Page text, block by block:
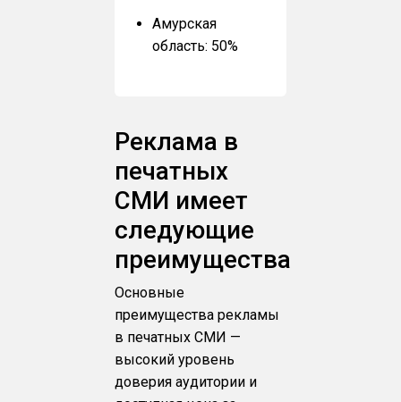
Амурская
область: 50%
Реклама в
печатных
СМИ имеет
следующие
преимущества
Основные
преимущества рекламы
в печатных СМИ —
высокий уровень
доверия аудитории и